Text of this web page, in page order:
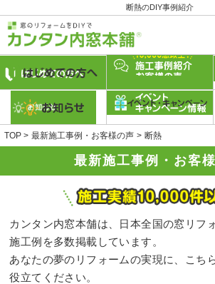
断熱のDIY事例紹介
最新施工事例・お客
TOP 最新施工事例・お客様の声 断熱
カンタン内窓本舗は、日本全国の窓リフ
施工例を多数掲載しています。
あなたの夢のリフォームの実現に、こち
役立てください。